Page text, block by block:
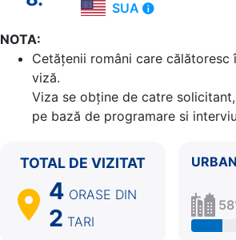
Puerto Vallarta Mexic
6. Cabo San Lucas
Zi de navigare pe Mare 0:00 -
Los Angeles, California
SUA
NOTA:
Cetăţenii români care
viză.
Viza se obține de catre
pe bază de programare si
TOTAL DE VIZITAT
4 ORASE DIN
2 TARI
URBAN